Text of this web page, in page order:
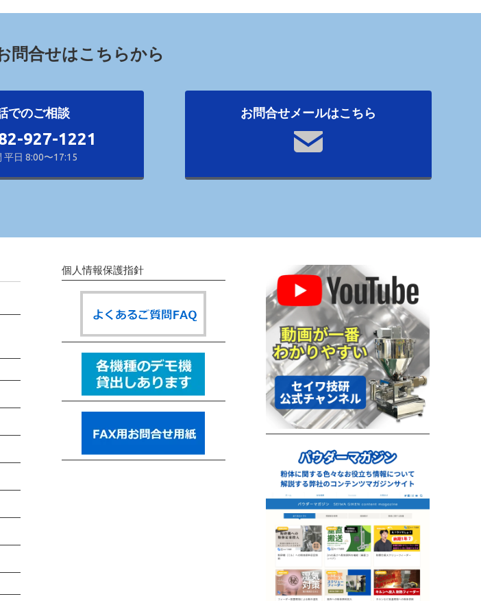
問合せはこちらから
でのご相談
927-1221
平日 8:00〜17:15
お問合せメールはこちら
個人情報保護指針